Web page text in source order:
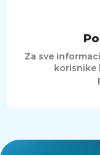
Za sve
korisnike